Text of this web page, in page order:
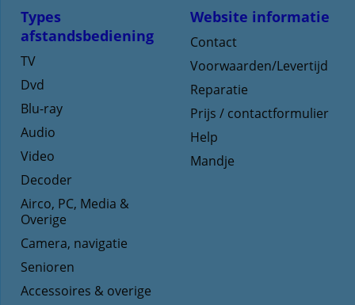
Website informatie
Contact
Voorwaarden/Levertijd
Reparatie
Prijs / contactformulier
Help
Mandje
Types
afstandsbediening
TV
Dvd
Blu-ray
Audio
Video
Decoder
Airco, PC, Media &
Overige
Camera, navigatie
Senioren
Accessoires & overige